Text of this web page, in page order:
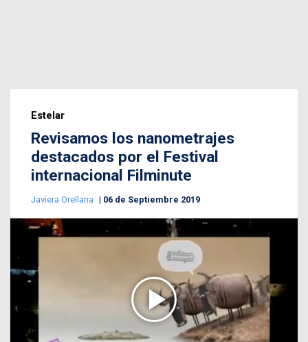
Estelar
Revisamos los nanometrajes
destacados por el Festival
internacional Filminute
Javiera Orellana 06 de Septiembre 2019